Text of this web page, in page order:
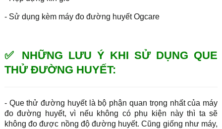
- Sử dụng kèm máy đo đường huyết Ogcare
✅ NHỮNG LƯU Ý KHI SỬ DỤNG QUE
THỬ ĐƯỜNG HUYẾT:
- Que thử đường huyết là bộ phận quan trọng nhất của máy
đo đường huyết, vì nếu không có phụ kiện này thì ta sẽ
không đo được nồng độ đường huyết. Cũng giống như máy,